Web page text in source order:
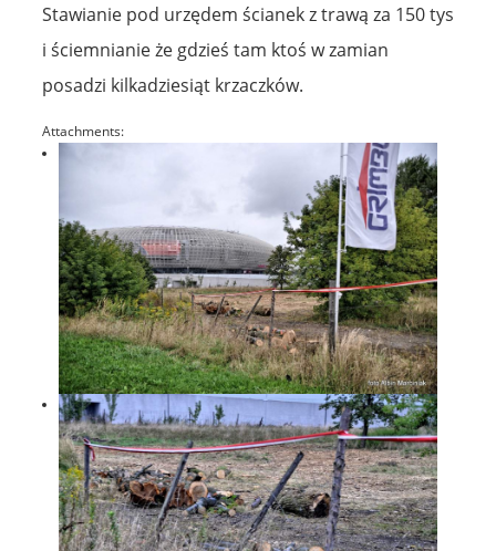
Stawianie pod urzędem ścianek z trawą za 150 tys
i ściemnianie że gdzieś tam ktoś w zamian
posadzi kilkadziesiąt krzaczków.
Attachments: